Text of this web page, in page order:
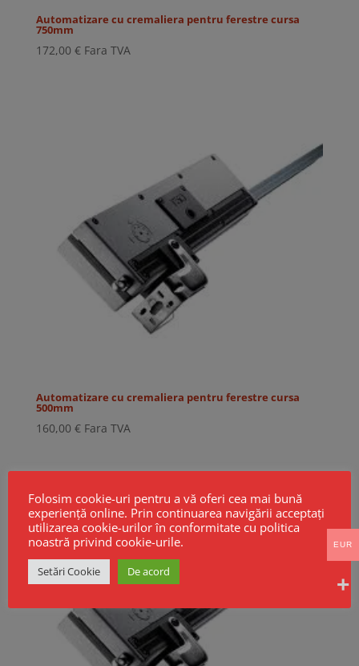
Automatizare cu cremaliera pentru ferestre cursa
750mm
172,00 € Fara TVA
Automatizare cu cremaliera pentru ferestre cursa
500mm
160,00 € Fara TVA
Folosim cookie-uri pentru a vă oferi cea mai bună
experiență online. Prin continuarea navigării acceptați
utilizarea cookie-urilor în conformitate cu politica
noastră privind cookie-urile.
Setări Cookie De acord
EUR